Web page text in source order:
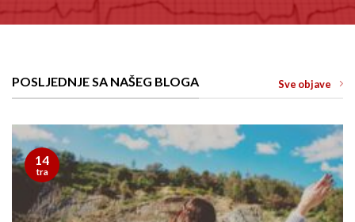
POSLJEDNJE SA NAŠEG BLOGA Sve objave
14
tra